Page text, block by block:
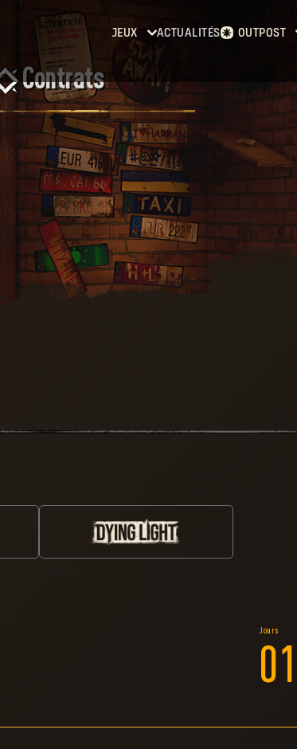
JEUX
Dying
Light
Dying
Light 2:
Stay
Human
Dying
Light:
The
Beast
ACTUALITÉS OUTPOST
Contrats
Armurerie
Laufzettel
Contrats
bien des
est
Revenez chaque
contrats
Assurez-vous que le
afin de gravir les rangs
Gravissez les rangs
pèlerin et les échanger
01